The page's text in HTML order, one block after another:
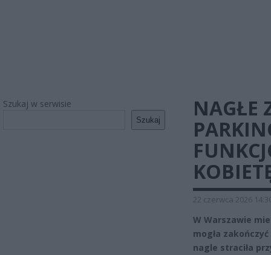
Szukaj w serwisie
Szukaj
NAGŁE
22 czerwca 2026
W Warszawie
mogła
nagle straciła